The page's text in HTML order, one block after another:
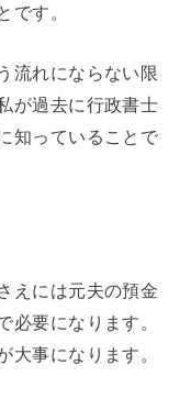
です。
流れにならない限
が過去に行政書士
知っていることで
えには元夫の預金
必要になります。
大事になります。